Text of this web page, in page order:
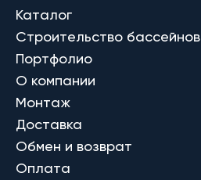
Каталог
Строительство бассейнов
Портфолио
О компании
Монтаж
Доставка
Обмен и возврат
Оплата